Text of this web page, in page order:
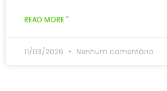
READ MORE "
11/03/2026 Nenhum comentário